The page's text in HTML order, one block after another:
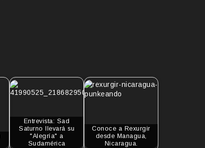
Entrevista: Sad
Saturno llevará su
"Alegría" a
Sudamérica
Conoce a Rexurgir
desde Managua,
Nicaragua.